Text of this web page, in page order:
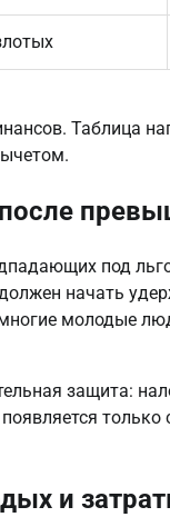
Таблица
под
начать
молодые
защита:
и